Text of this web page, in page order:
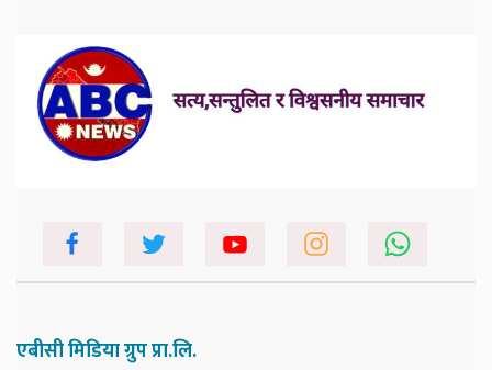
एबीसी मिडिया ग्रुप प्रा.लि.